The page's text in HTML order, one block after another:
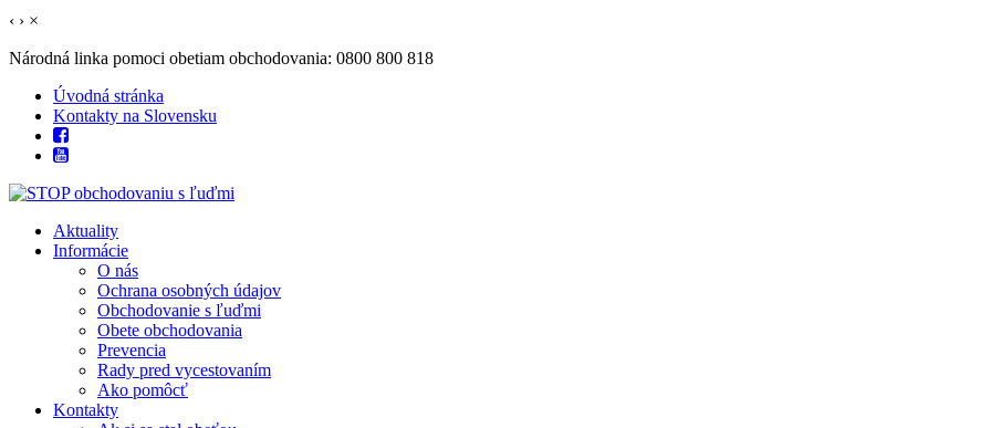
‹ › ×
Národná linka pomoci obetiam obchodovania: 0800 800 818
Úvodná stránka
Kontakty na Slovensku
Aktuality
Informácie
O nás
Ochrana osobných údajov
Obchodovanie s ľuďmi
Obete obchodovania
Prevencia
Rady pred vycestovaním
Ako pomôcť
Kontakty